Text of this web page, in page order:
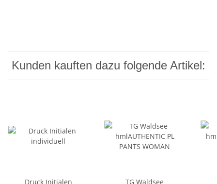
Kunden kauften dazu folgende Artikel:
Druck Initialen
TG Waldsee